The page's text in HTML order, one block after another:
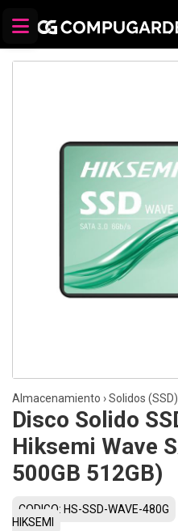
Almacenamiento ›Solidos
Disco Solido
Hiksemi Wave
500GB 512GB)
CODIGO: HS-SSD-WAVE-480G
HIKSEMI